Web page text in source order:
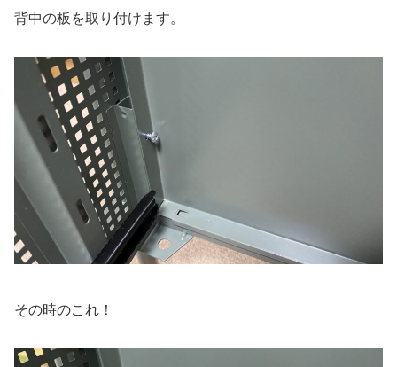
背中の板を取り付けます。
その時のこれ！